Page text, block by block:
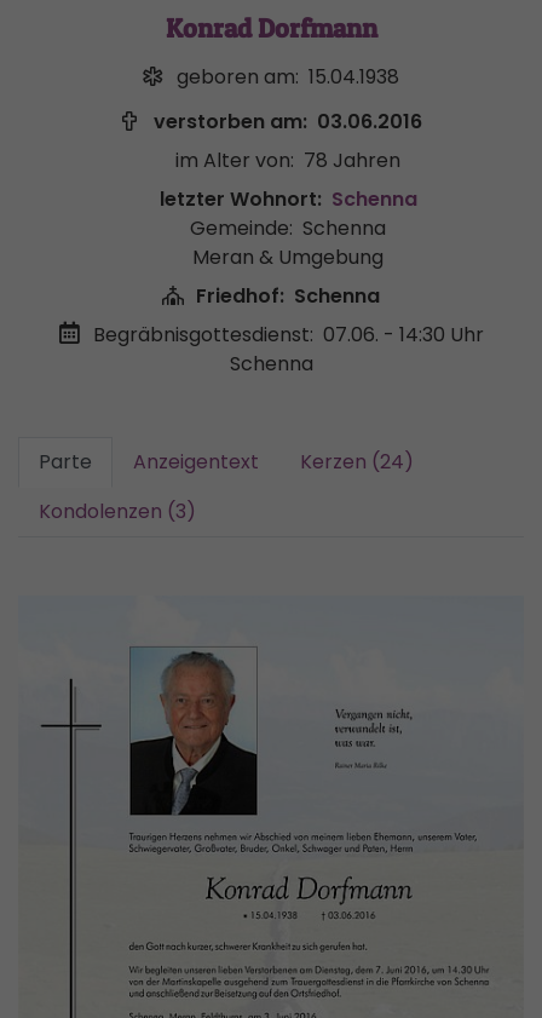
Konrad Dorfmann
geboren am: 15.04.1938
verstorben am: 03.06.2016
im Alter von: 78 Jahren
letzter Wohnort: Schenna
Gemeinde: Schenna
Meran & Umgebung
Friedhof: Schenna
Begräbnisgottesdienst: 07.06. - 14:30 Uhr
Schenna
Parte Anzeigentext
Kerzen (24)
Kondolenzen (3)